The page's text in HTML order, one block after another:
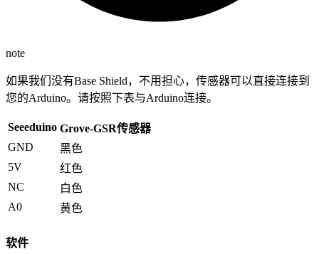
note
如果我们没有Base Shield，不用担心，传感器可以直接连接到
您的Arduino。请按照下表与Arduino连接。
Seeeduino Grove-GSR传感器
GND
黑色
5V
红色
NC
白色
A0
黄色
软件